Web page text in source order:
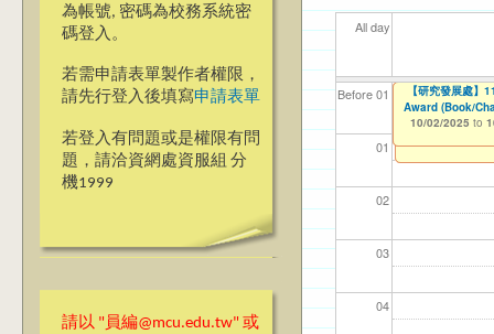
為帳號, 密碼為校務系統密
碼登入。
若需申請表單製作者權限，
請先行登入後填寫申請表單
若登入有問題或是權限有問
題，請洽資網處資服組 分
機1999
請以 "員編@mcu.edu.tw" 或
All day
Before 01
01
02
03
04
【資網處】
整合系統～表單
03/27/2013 to
【財務處】工讀
11/12/2021to
07/31/2027
【財務處】漏打
錄
11/15/2021 to
114學年度前程
表(服務學習教師
04/17/2022 to
114學年度前程
回饋表(服務學習
02/01/2023 to
114
03/
【學
07/
114
09/
商品
11/
教務
11/
114
02/
【財
08/
高中
09/
【高教深耕計
Application-
10/02/2025 to
【高教深耕計
Encourage
10/02/2025 to
【高教深耕計
Program
10/02/2025 to
【研究發展處
Award (Book/
10/02/2025 to